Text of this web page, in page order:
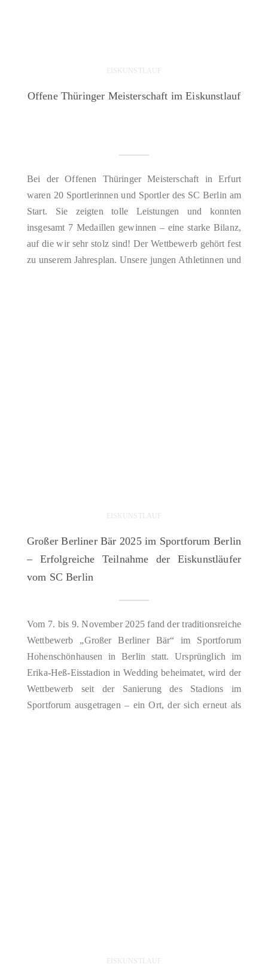
EISKUNSTLAUF
Offene Thüringer Meisterschaft im Eiskunstlauf
Bei der Offenen Thüringer Meisterschaft in Erfurt
waren 20 Sportlerinnen und Sportler des SC Berlin am
Start. Sie zeigten tolle Leistungen und konnten
insgesamt 7 Medaillen gewinnen – eine starke Bilanz,
auf die wir sehr stolz sind! Der Wettbewerb gehört fest
zu unserem Jahresplan. Unsere jungen Athletinnen und
EISKUNSTLAUF
Großer Berliner Bär 2025 im Sportforum Berlin
– Erfolgreiche Teilnahme der Eiskunstläufer
vom SC Berlin
Vom 7. bis 9. November 2025 fand der traditionsreiche
Wettbewerb „Großer Berliner Bär“ im Sportforum
Hohenschönhausen in Berlin statt. Ursprünglich im
Erika-Heß-Eisstadion in Wedding beheimatet, wird der
Wettbewerb seit der Sanierung des Stadions im
Sportforum ausgetragen – ein Ort, der sich erneut als
EISKUNSTLAUF